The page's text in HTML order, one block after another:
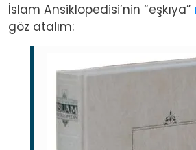
İslam Ansiklopedisi’nin “eşkıya”
göz atalım: